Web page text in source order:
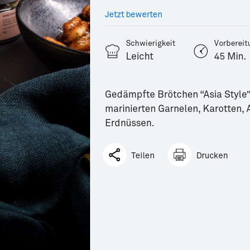
Jetzt bewerten
Schwierigkeit
Leicht 45 Min.
Gedämpfte Brötchen “Asia
marinierten Garnelen, Karotten,
Erdnüssen.
Teilen Drucken